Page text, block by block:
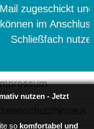
Mail zugeschickt
können im
Schließfach
nutzen - Jetzt
so komfortabel und